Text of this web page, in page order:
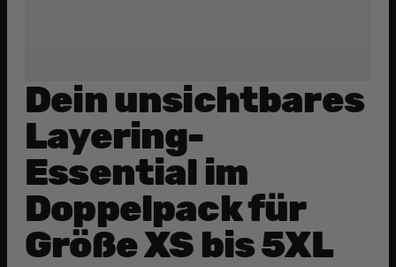
Dein unsichtbares
Layering-
Essential im
Doppelpack für
Größe XS bis 5XL